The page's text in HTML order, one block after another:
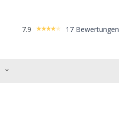
7.9 17 Bewertungen